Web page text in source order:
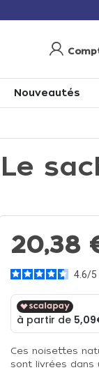
Nouveautés
20,38
4.6/5
Ces noisettes
sont livrées dans